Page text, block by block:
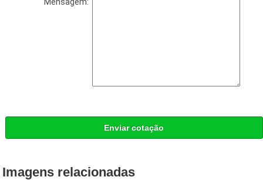
Mensagem:
Enviar cotação
Imagens relacionadas